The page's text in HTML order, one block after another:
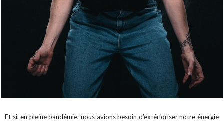
Et si, en pleine pandémie, nous avions besoin d’extérioriser notre énergie